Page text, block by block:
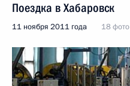
Поездка в Хабаровск
11 ноября 2011 года 18 фото